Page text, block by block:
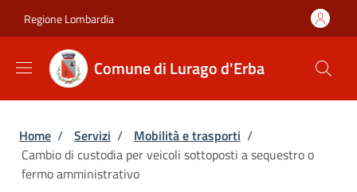
Regione Lombardia
Comune di Lurago d'Erba
Briciole di pane
Home / Servizi / Mobilità e trasporti /
Cambio di custodia per veicoli sottoposti a sequestro o
fermo amministrativo